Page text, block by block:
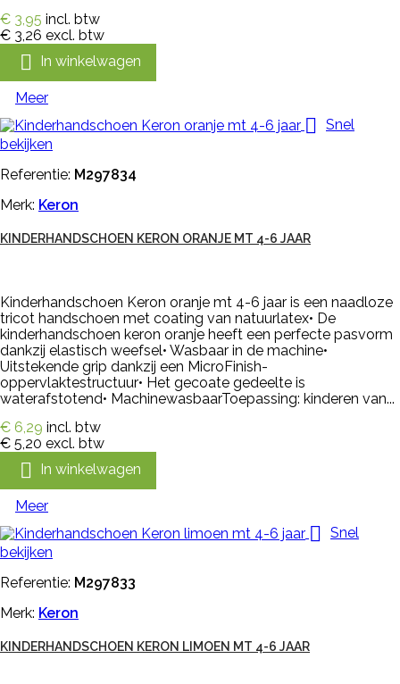
€ 3,95 incl. btw
€ 3,26 excl. btw
 In winkelwagen
Meer
 Snel
bekijken
Referentie: M297834
Merk: Keron
KINDERHANDSCHOEN KERON ORANJE MT 4-6 JAAR
Kinderhandschoen Keron oranje mt 4-6 jaar is een naadloze
tricot handschoen met coating van natuurlatex• De
kinderhandschoen keron oranje heeft een perfecte pasvorm
dankzij elastisch weefsel• Wasbaar in de machine•
Uitstekende grip dankzij een MicroFinish-
oppervlaktestructuur• Het gecoate gedeelte is
waterafstotend• MachinewasbaarToepassing: kinderen van...
€ 6,29 incl. btw
€ 5,20 excl. btw
 In winkelwagen
Meer
 Snel
bekijken
Referentie: M297833
Merk: Keron
KINDERHANDSCHOEN KERON LIMOEN MT 4-6 JAAR